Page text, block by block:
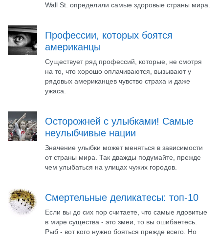
Wall St. определили самые здоровые страны мира.
Профессии, которых боятся
американцы
Существует ряд профессий, которые, не смотря
на то, что хорошо оплачиваются, вызывают у
рядовых американцев чувство страха и даже
ужаса.
Осторожней с улыбками! Самые
неулыбчивые нации
Значение улыбки может меняться в зависимости
от страны мира. Так дважды подумайте, прежде
чем улыбаться на улицах чужих городов.
Смертельные деликатесы: топ-10
Если вы до сих пор считаете, что самые ядовитые
в мире существа - это змеи, то вы ошибаетесь.
Рыб - вот кого нужно бояться прежде всего. Но